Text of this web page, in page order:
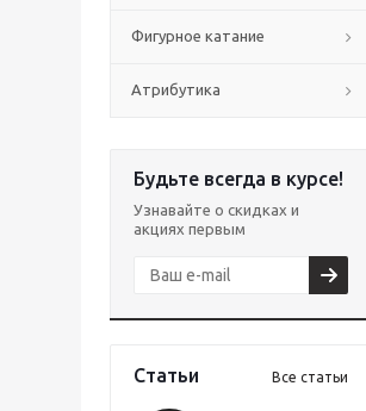
Фигурное катание
Атрибутика
Будьте всегда в курсе!
Узнавайте о скидках и
акциях первым
Статьи Все статьи